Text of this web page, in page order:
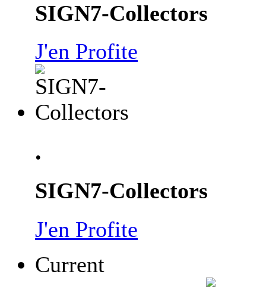
SIGN7-Collectors
J'en Profite
.
SIGN7-Collectors
J'en Profite
Current